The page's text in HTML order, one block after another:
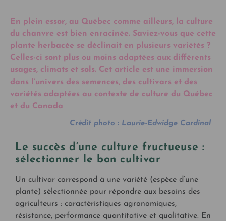
En plein essor, au Québec comme ailleurs, la culture
du chanvre est bien enracinée. Saviez-vous que cette
plante herbacée se déclinait en plusieurs variétés ?
Celles-ci sont plus ou moins adaptées aux différents
usages, climats et sols. Cet article est une immersion
dans l’univers des semences, des cultivars et des
variétés adaptées au contexte de culture du Québec
et du Canada
Crédit photo : Laurie-Edwidge Cardinal
Le succès d’une culture fructueuse :
sélectionner le bon cultivar
Un cultivar correspond à une variété (espèce d’une
plante) sélectionnée pour répondre aux besoins des
agriculteurs : caractéristiques agronomiques,
résistance, performance quantitative et qualitative. En